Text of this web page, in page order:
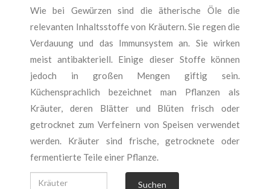
Wie bei Gewürzen sind die ätherische Öle die
relevanten Inhaltsstoffe von Kräutern. Sie regen die
Verdauung und das Immunsystem an. Sie wirken
meist antibakteriell. Einige dieser Stoffe können
jedoch in großen Mengen giftig sein.
Küchensprachlich bezeichnet man Pflanzen als
Kräuter, deren Blätter und Blüten frisch oder
getrocknet zum Verfeinern von Speisen verwendet
werden. Kräuter sind frische, getrocknete oder
fermentierte Teile einer Pflanze.
Suchen